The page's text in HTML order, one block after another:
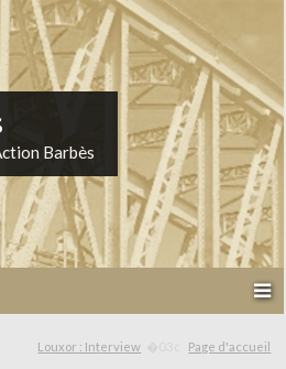
Barbès
Louxor : Interview Page d'accueil